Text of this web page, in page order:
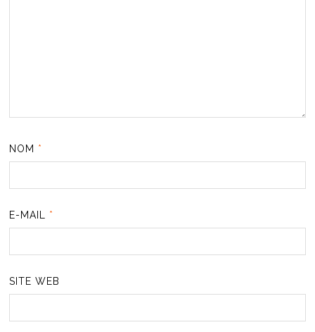
NOM *
E-MAIL *
SITE WEB